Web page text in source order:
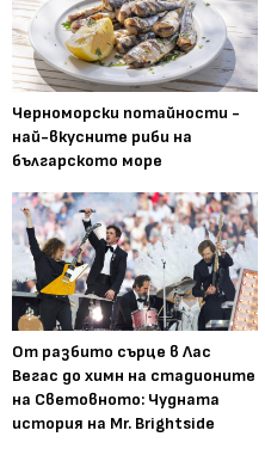
Черноморски потайности -
най-вкусните риби на
българското море
От разбито сърце в Лас
Вегас до химн на стадионите
на Световното: Чудната
история на Mr. Brightside